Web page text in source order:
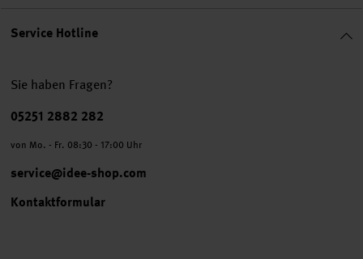
Service Hotline
Sie haben Fragen?
Telefonnummer
05251 2882 282
von Mo. - Fr. 08:30 - 17:00 Uhr
service@idee-shop.com
Kontaktformular